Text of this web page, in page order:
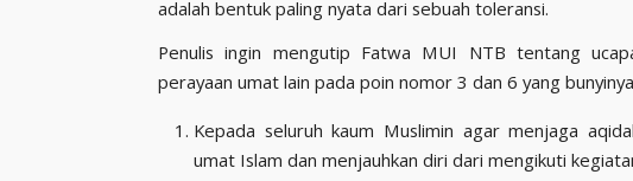
adalah bentuk paling nyata dari sebuah toleransi.
Penulis ingin mengutip Fatwa MUI NTB tentang
perayaan umat lain pada poin nomor 3 dan 6 yang
Kepada seluruh kaum Muslimin agar menjaga
umat Islam dan menjauhkan diri dari mengikuti